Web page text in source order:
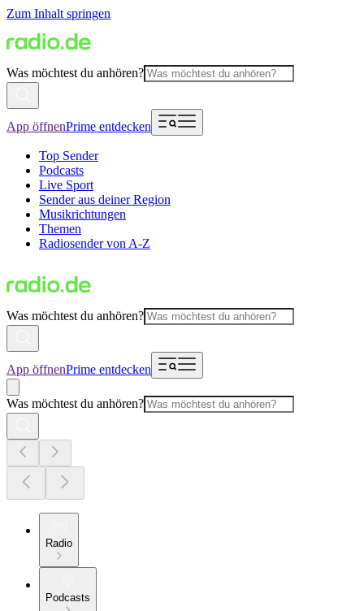
Zum Inhalt springen
Was möchtest du anhören?
App öffnenPrime entdecken
Top Sender
Podcasts
Live Sport
Sender aus deiner Region
Musikrichtungen
Themen
Radiosender von A-Z
Was möchtest du anhören?
App öffnenPrime entdecken
Was möchtest du anhören?
Radio
Podcasts